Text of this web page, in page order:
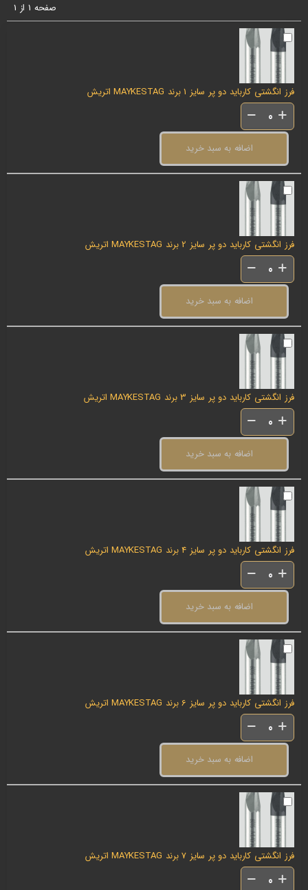
صفحه 1 از 1
فرز انگشتی کارباید دو پر سایز 1 برند MAYKESTAG اتریش
اضافه به سبد خرید
فرز انگشتی کارباید دو پر سایز 2 برند MAYKESTAG اتریش
اضافه به سبد خرید
فرز انگشتی کارباید دو پر سایز 3 برند MAYKESTAG اتریش
اضافه به سبد خرید
فرز انگشتی کارباید دو پر سایز 4 برند MAYKESTAG اتریش
اضافه به سبد خرید
فرز انگشتی کارباید دو پر سایز 6 برند MAYKESTAG اتریش
اضافه به سبد خرید
فرز انگشتی کارباید دو پر سایز 7 برند MAYKESTAG اتریش